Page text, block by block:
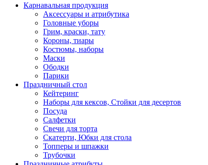
Карнавальная продукция
Аксессуары и атрибутика
Головные уборы
Грим, краски, тату
Короны, тиары
Костюмы, наборы
Маски
Ободки
Парики
Праздничный стол
Кейтеринг
Наборы для кексов, Стойки для десертов
Посуда
Салфетки
Свечи для торта
Скатерти, Юбки для стола
Топперы и шпажки
Трубочки